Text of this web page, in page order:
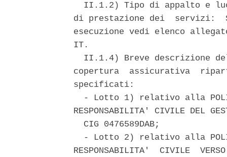
II.1.2) Tipo di appalto e
di prestazione dei  servizi:
esecuzione vedi elenco
IT.
II.1.4) Breve descrizione
copertura  assicurativa
specificati:
- Lotto 1) relativo alla
RESPONSABILITA' CIVILE DEL
  CIG 0476589DAB;
- Lotto 2) relativo alla
RESPONSABILITA'  CIVILE